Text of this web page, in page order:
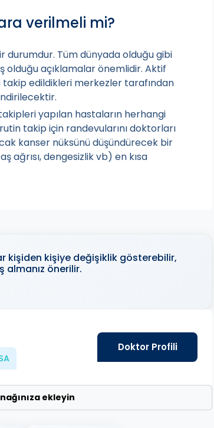
verilmeli mi?
durumdur. Tüm dünyada olduğu gibi
olduğu açıklamalar önemlidir. Aktif
edildikleri merkezler tarafından
yapılan hastaların herhangi
takip için randevularını doktorları
kanser nüksünü düşündürecek bir
ağrısı, dengesizlik vb) en kısa
kişiden kişiye değişiklik gösterebilir,
almanız önerilir.
Doktor Profili
ekleyin